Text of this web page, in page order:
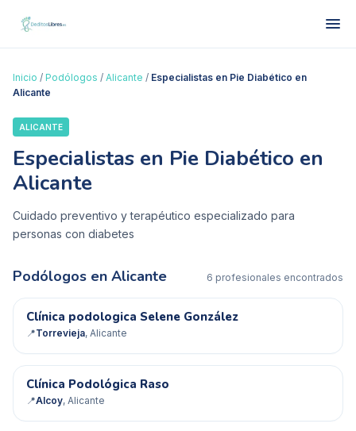
Inicio / Podólogos / Alicante / Especialistas en Pie Diabético en
Alicante
ALICANTE
Especialistas en Pie Diabético en
Alicante
Cuidado preventivo y terapéutico especializado para
personas con diabetes
Podólogos en Alicante 6 profesionales encontrados
Clínica podologica Selene González
📍Torrevieja, Alicante
Clínica Podológica Raso
📍Alcoy, Alicante